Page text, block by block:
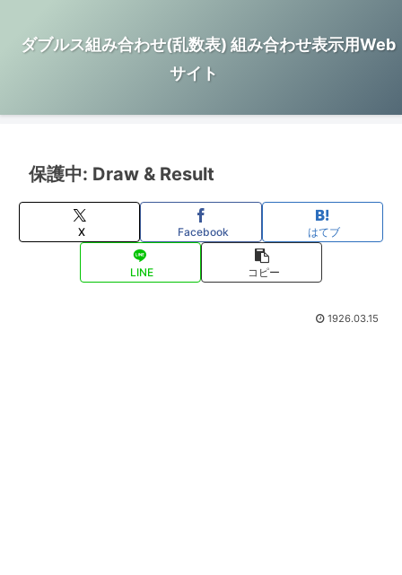
ダブルス組み合わせ(乱数表) 組み合わせ表示用Web
サイト
保護中: Draw & Result
X Facebook はてブ
LINE コピー
1926.03.15